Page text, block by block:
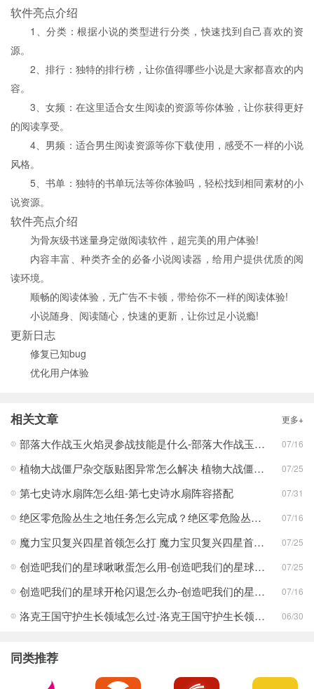
软件亮点介绍
1、分类：根据小说的类型进行分类，快速找到自己喜欢的资
源。
2、排行：独特的排行榜，让你值得哪些小说是大家都喜欢的内
容。
3、女频：在这里适合女生阅读的资源等你体验，让你获得更好
的阅读享受。
4、男频：适合男生阅读资源等你下载使用，感受不一样的小说
风格。
5、书单：独特的书单玩法等你体验吗，轻松找到相同素材的小
说资源。
软件亮点介绍
为骨灰级书迷量身定做阅读软件，超完美的用户体验!
内容丰富、种类齐全的必备小说阅读器，给用户提供优质的阅
读环境。
顺畅的阅读体验，无广告不卡顿，带给你不一样的阅读体验!
小说随身、阅读随心，快速的更新，让你过足小说瘾!
更新日志
修复已知bug
优化用户体验
相关文章 更多+
部落大作战玉火焰灵参战技能是什么-部落大作战玉火焰灵参战技能合集 07/16
植物大战僵尸杂交版贴图异常怎么解决 植物大战僵尸杂交版贴图异常教程 07/25
第七史诗水扇阵怎么组-第七史诗水扇阵容搭配 07/31
绝区零危险丛生之地任务怎么完成？绝区零危险丛生之地任务完成攻略 07/16
魔力宝贝复兴四星首领怎么打 魔力宝贝复兴四星首领打法合集 07/25
创造吧我们的星球啾啾蛋怎么用-创造吧我们的星球啾啾蛋使用攻略 07/25
创造吧我们的星球开枪闪退怎么办-创造吧我们的星球开枪闪退合集 07/16
洛克王国守护生长领域怎么过-洛克王国守护生长领域通关攻略 06/30
同类推荐